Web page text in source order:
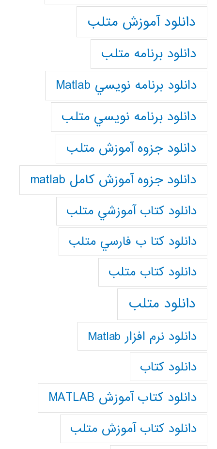
دانلود آموزش متلب
دانلود برنامه متلب
دانلود برنامه نويسي Matlab
دانلود برنامه نويسي متلب
دانلود جزوه آموزش متلب
دانلود جزوه آموزش کامل matlab
دانلود كتاب آموزشي متلب
دانلود كتا ب فارسي متلب
دانلود كتاب متلب
دانلود متلب
دانلود نرم افزار Matlab
دانلود کتاب
دانلود کتاب آموزش MATLAB
دانلود کتاب آموزش متلب